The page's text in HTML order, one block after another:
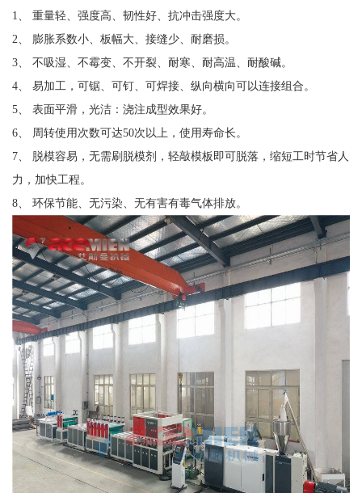
1、 重量轻、强度高、韧性好、抗冲击强度大。
2、 膨胀系数小、板幅大、接缝少、耐磨损。
3、 不吸湿、不霉变、不开裂、耐寒、耐高温、耐酸碱。
4、 易加工，可锯、可钉、可焊接、纵向横向可以连接组合。
5、 表面平滑，光洁：浇注成型效果好。
6、 周转使用次数可达50次以上，使用寿命长。
7、 脱模容易，无需刷脱模剂，轻敲模板即可脱落，缩短工时节省人
力，加快工程。
8、 环保节能、无污染、无有害有毒气体排放。